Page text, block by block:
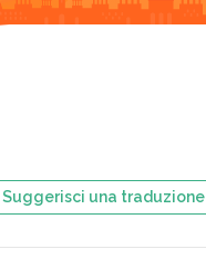
Suggerisci una traduzione